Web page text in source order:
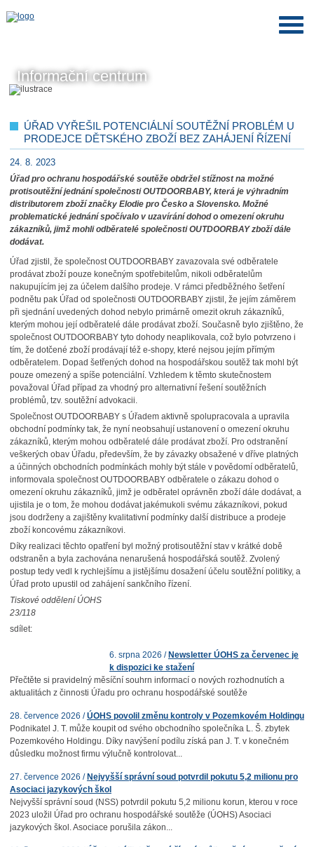
Informační centrum
ÚŘAD VYŘEŠIL POTENCIÁLNÍ SOUTĚŽNÍ PROBLÉM U
PRODEJCE DĚTSKÉHO ZBOŽÍ BEZ ZAHÁJENÍ ŘÍZENÍ
24. 8. 2023
Úřad pro ochranu hospodářské soutěže obdržel stížnost na možné
protisoutěžní jednání společnosti OUTDOORBABY, která je výhradním
distributorem zboží značky Elodie pro Česko a Slovensko. Možné
problematické jednání spočívalo v uzavírání dohod o omezení okruhu
zákazníků, jimž mohli odběratelé společnosti OUTDOORBAY zboží dále
dodávat.
Úřad zjistil, že společnost OUTDOORBABY zavazovala své odběratele
prodávat zboží pouze konečným spotřebitelům, nikoli odběratelům
nakupujícím jej za účelem dalšího prodeje. V rámci předběžného šetření
podnětu pak Úřad od společnosti OUTDOORBABY zjistil, že jejím záměrem
při sjednání uvedených dohod nebylo primárně omezit okruh zákazníků,
kterým mohou její odběratelé dále prodávat zboží. Současně bylo zjištěno, že
společnost OUTDOORBABY tyto dohody neaplikovala, což bylo potvrzeno i
tím, že dotčené zboží prodávají též e-shopy, které nejsou jejím přímým
odběratelem. Dopad šetřených dohod na hospodářskou soutěž tak mohl být
pouze omezený a spíše potenciální. Vzhledem k těmto skutečnostem
považoval Úřad případ za vhodný pro alternativní řešení soutěžních
problémů, tzv. soutěžní advokacii.
Společnost OUTDOORBABY s Úřadem aktivně spolupracovala a upravila
obchodní podmínky tak, že nyní neobsahují ustanovení o omezení okruhu
zákazníků, kterým mohou odběratelé dále prodávat zboží. Pro odstranění
veškerých obav Úřadu, především, že by závazky obsažené v dříve platných
a účinných obchodních podmínkách mohly být stále v povědomí odběratelů,
informovala společnost OUTDOORBABY odběratele o zákazu dohod o
omezení okruhu zákazníků, jimž je odběratel oprávněn zboží dále dodávat, a
ujistila je o tom, že mohou dodávat jakémukoli svému zákazníkovi, pokud
jsou dodrženy a zajištěny kvalitativní podmínky další distribuce a prodeje
zboží koncovému zákazníkovi.
Díky realizaci těchto opatření byl možný protisoutěžní stav v krátké době
odstraněn a byla zachována nenarušená hospodářská soutěž. Zvolený
postup tedy vedl k rychlejšímu a jistějšímu dosažení účelu soutěžní politiky, a
Úřad proto upustil od zahájení sankčního řízení.
Tiskové oddělení ÚOHS
23/118
sdílet:
6. srpna 2026 / Newsletter ÚOHS za červenec je
k dispozici ke stažení
Přečtěte si pravidelný měsíční souhrn informací o nových rozhodnutích a
aktualitách z činnosti Úřadu pro ochranu hospodářské soutěže
28. července 2026 /ÚOHS povolil změnu kontroly v Pozemkovém Holdingu
Podnikatel J. T. může koupit od svého obchodního společníka L. Š. zbytek
Pozemkového Holdingu. Díky navýšení podílu získá pan J. T. v konečném
důsledku možnost firmu výlučně kontrolovat...
27. července 2026 / Nejvyšší správní soud potvrdil pokutu 5,2 milionu pro
Asociaci jazykových škol
Nejvyšší správní soud (NSS) potvrdil pokutu 5,2 milionu korun, kterou v roce
2023 uložil Úřad pro ochranu hospodářské soutěže (ÚOHS) Asociaci
jazykových škol. Asociace porušila zákon...